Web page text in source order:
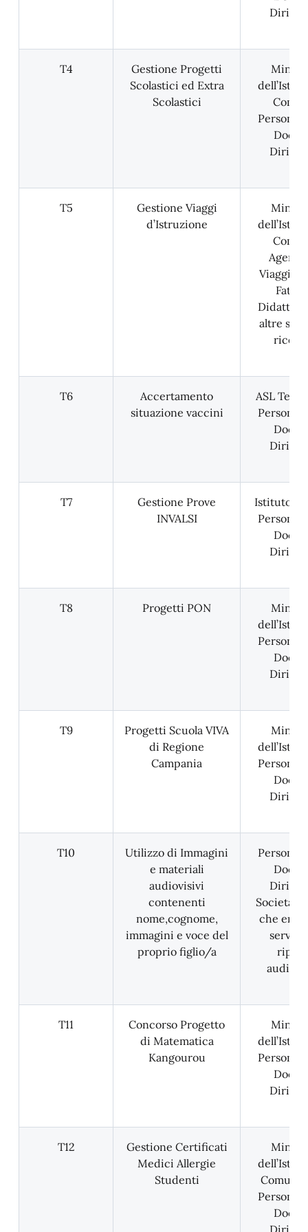
T4
Gestione Progetti
Scolastici ed Extra
Scolastici
T5
Gestione Viaggi
d’Istruzione
Viaggio;
altre
T6
Accertamento
situazione vaccini
ASL
T7
Gestione Prove
INVALSI
Istituto
T8 Progetti PON
T9
Progetti Scuola VIVA
di Regione
Campania
T10
Utilizzo di Immagini
e materiali
audiovisivi
contenenti
nome,cognome,
immagini e voce del
proprio figlio/a
Società
che
T11
Concorso Progetto
di Matematica
Kangourou
T12
Gestione Certificati
Medici Allergie
Studenti
Comune,